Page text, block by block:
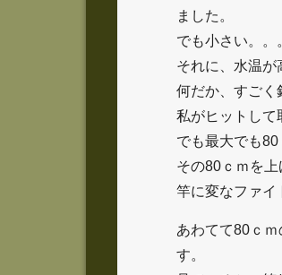
ました。
でも小さい。。
それに、水温が
何だか、すごく
私がヒットして
でも最大でも
その80ｃｍを
竿に変なファイ
あわてて80ｃ
す。